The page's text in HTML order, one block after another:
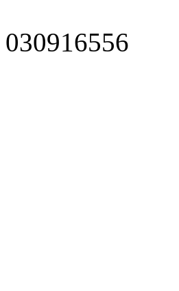
030916556